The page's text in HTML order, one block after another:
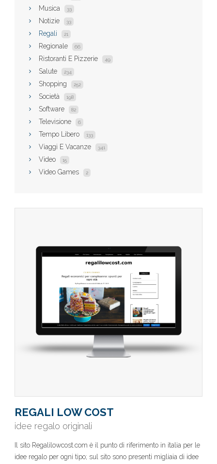
Musica 33
Notizie 33
Regali 21
Regionale 66
Ristoranti E Pizzerie 49
Salute 234
Shopping 252
Società 198
Software 82
Televisione 6
Tempo Libero 133
Viaggi E Vacanze 341
Video 15
Video Games 2
REGALI LOW COST
idee regalo originali
Il sito Regalilowcost.com è il punto di riferimento in italia per le
idee regalo per ogni tipo; sul sito sono presenti migliaia di idee